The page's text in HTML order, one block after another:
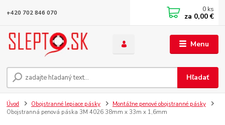
Menu
Hľadať
+420 702 846 070 0 ks
za 0,00 €
Úvod Obojstranné lepiace pásky
Montážne penové obojstranné pásky
Obojstranná penová páska 3M 4026 38mm x 33m x 1,6mm